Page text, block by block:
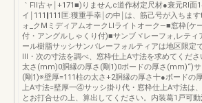
｀Fll古ャ￨+171■)りませんc道作材定尺材●衰元RI面1
イ￨111‖111匡:獲重手幸￨の中￨は、筋己号が入ちま
ォ_クMミディアムオークLIライトオーク―■窓枠(ケ
付・アングルしゃくり付)■サンブヾレーフォ,レティ
ール樹脂サッシサンバレーフォルティアは地区限定
lll・次の寸法を調べ、窓枠仕上A寸法を求めてくだ
太さ(mm)0胴縁の厚さ(剛1)0ボードの厚さ(mm)“)
(剛1)※壁厚=111柱の太さ+2胴縁の厚さ十●ボードの
上A寸法=壁厚一④サッシ掛り代・窓枠仕上A寸法は
とお打合せの上、算出してください。内装葛1戸可動